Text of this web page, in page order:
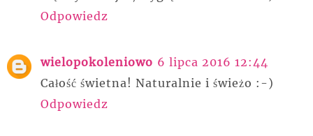
Odpowiedz
wielopokoleniowo 6 lipca 2016 12:44
Całość świetna! Naturalnie i świeżo :-)
Odpowiedz